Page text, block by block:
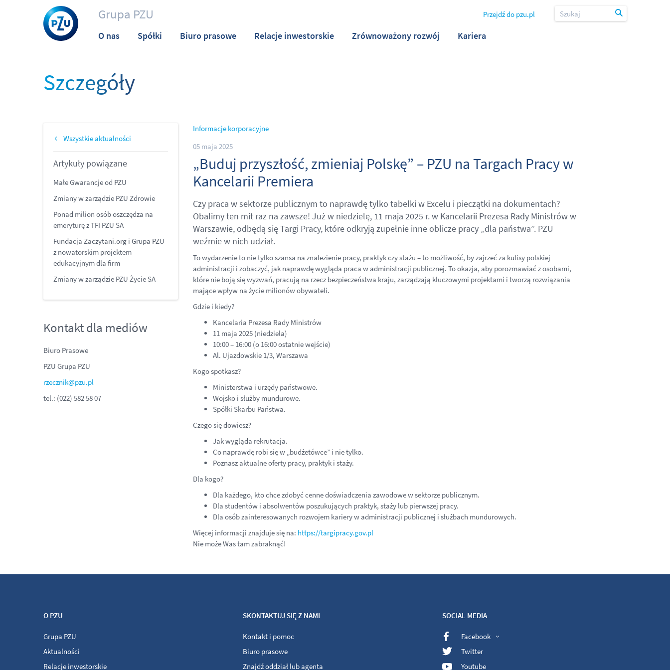
Grupa PZU
O nas Spółki Biuro prasowe Relacje inwestorskie Zrównoważony rozwój Kariera
Przejdź do pzu.pl
Szczegóły
Wszystkie aktualności
Artykuły powiązane
Małe Gwarancje od PZU
Zmiany w zarządzie PZU Zdrowie
Ponad milion osób oszczędza na
emeryturę z TFI PZU SA
Fundacja Zaczytani.org i Grupa PZU
z nowatorskim projektem
edukacyjnym dla firm
Zmiany w zarządzie PZU Życie SA
Kontakt dla mediów
Biuro Prasowe
PZU Grupa PZU
rzecznik@pzu.pl
tel.: (022) 582 58 07
Informacje korporacyjne
05 maja 2025
„Buduj przyszłość, zmieniaj Polskę” – PZU na Targach Pracy w
Kancelarii Premiera
Czy praca w sektorze publicznym to naprawdę tylko tabelki w Excelu i pieczątki na dokumentach?
Obalimy ten mit raz na zawsze! Już w niedzielę, 11 maja 2025 r. w Kancelarii Prezesa Rady Ministrów w
Warszawie, odbędą się Targi Pracy, które odkryją zupełnie inne oblicze pracy „dla państwa”. PZU
weźmie w nich udział.
To wydarzenie to nie tylko szansa na znalezienie pracy, praktyk czy stażu – to możliwość, by zajrzeć za kulisy polskiej
administracji i zobaczyć, jak naprawdę wygląda praca w administracji publicznej. To okazja, aby porozmawiać z osobami,
które nie boją się wyzwań, pracują na rzecz bezpieczeństwa kraju, zarządzają kluczowymi projektami i tworzą rozwiązania
mające wpływ na życie milionów obywateli.
Gdzie i kiedy?
Kancelaria Prezesa Rady Ministrów
11 maja 2025 (niedziela)
10:00 – 16:00 (o 16:00 ostatnie wejście)
Al. Ujazdowskie 1/3, Warszawa
Kogo spotkasz?
Ministerstwa i urzędy państwowe.
Wojsko i służby mundurowe.
Spółki Skarbu Państwa.
Czego się dowiesz?
Jak wygląda rekrutacja.
Co naprawdę robi się w „budżetówce” i nie tylko.
Poznasz aktualne oferty pracy, praktyk i staży.
Dla kogo?
Dla każdego, kto chce zdobyć cenne doświadczenia zawodowe w sektorze publicznym.
Dla studentów i absolwentów poszukujących praktyk, staży lub pierwszej pracy.
Dla osób zainteresowanych rozwojem kariery w administracji publicznej i służbach mundurowych.
Więcej informacji znajduje się na: https://targipracy.gov.pl
Nie może Was tam zabraknąć!
O PZU
Grupa PZU
Aktualności
Relacje inwestorskie
SKONTAKTUJ SIĘ Z NAMI
Kontakt i pomoc
Biuro prasowe
Znajdź oddział lub agenta
SOCIAL MEDIA
Facebook
Twitter
Youtube